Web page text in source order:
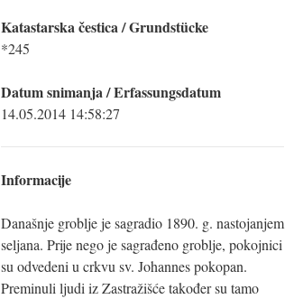
Katastarska čestica/ Grundstücke
*245
Datum snimanja / Erfassungsdatum
14.05.2014 14:58:27
Informacije
Današnje groblje je sagradio 1890. g. nastojanjem
seljana. Prije nego je sagrađeno groblje, pokojnici
su odvedeni u crkvu sv. Johannes pokopan.
Preminuli ljudi iz Zastražišće također su tamo